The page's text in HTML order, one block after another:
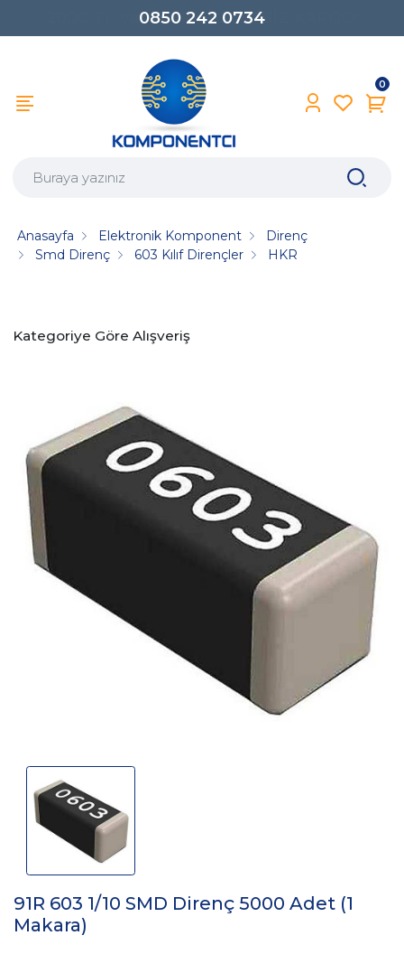
0850 242 0734
0
Anasayfa Elektronik Komponent
Direnç
Smd Direnç
603 Kılıf Dirençler HKR
Kategoriye Göre Alışveriş
91R 603 1/10 SMD Direnç 5000 Adet (1
Makara)